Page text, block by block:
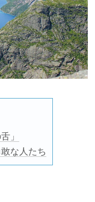
」
な人たち